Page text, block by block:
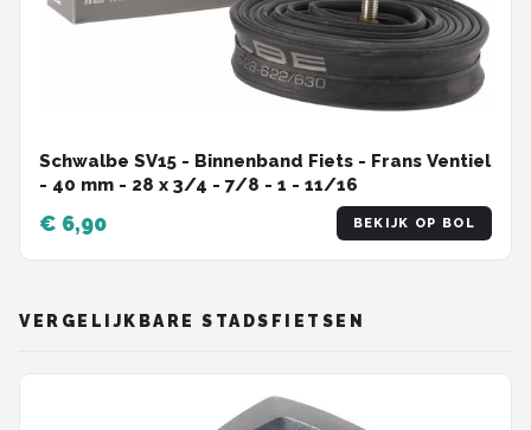
Schwalbe SV15 - Binnenband Fiets - Frans Ventiel
- 40 mm - 28 x 3/4 - 7/8 - 1 - 11/16
€ 6,90 BEKIJK OP BOL
VERGELIJKBARE STADSFIETSEN